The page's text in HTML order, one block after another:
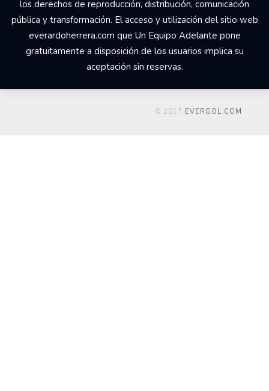
los derechos de reproducción, distribución, comunicación
pública y transformación. El acceso y utilización del sitio web
everardoherrera.com que Un Equipo Adelante pone
gratuitamente a disposición de los usuarios implica su
aceptación sin reservas.
© 2017 EVERGOL.COM